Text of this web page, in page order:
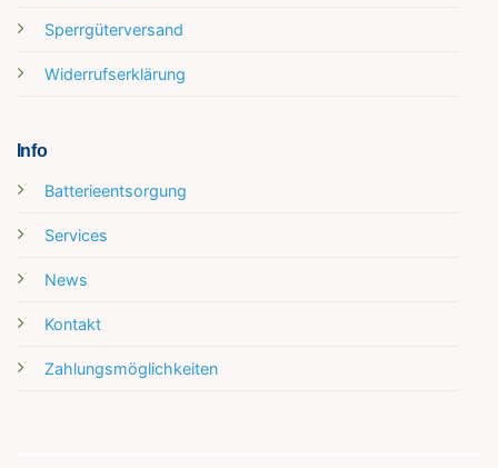
Sperrgüterversand
Widerrufserklärung
Info
Batterieentsorgung
Services
News
Kontakt
Zahlungsmöglichkeiten